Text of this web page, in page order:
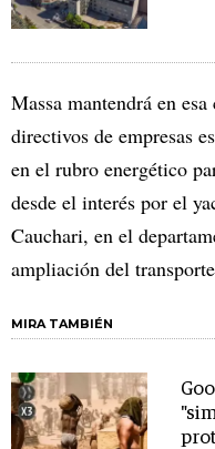
Massa mantendrá en
directivos de empresas
en el rubro energético
desde el interés por el
Cauchari, en el
ampliación del
MIRA TAMBIÉN